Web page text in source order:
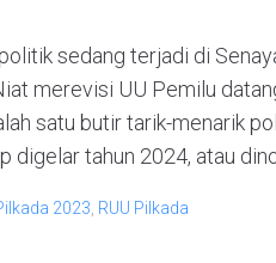
sedang terjadi di
merevisi UU Pemilu
satu butir tarik-menarik
digelar tahun 2024, atau
2023 RUU Pilkada